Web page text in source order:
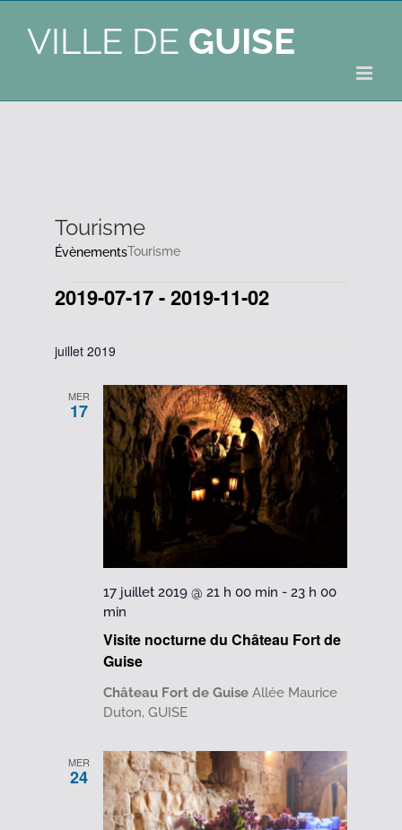
VILLE DE GUISE
Tourisme
ÉvènementsTourisme
Évènements
2019-07-17 - 2019-11-02
date.
juillet 2019
MER
17
Visite nocturne du Château Fort de
Guise
17 juillet 2019 @ 21 h 00 min -23 h 00
min
Château Fort de GuiseAllée Maurice
Duton, GUISE
MER
24